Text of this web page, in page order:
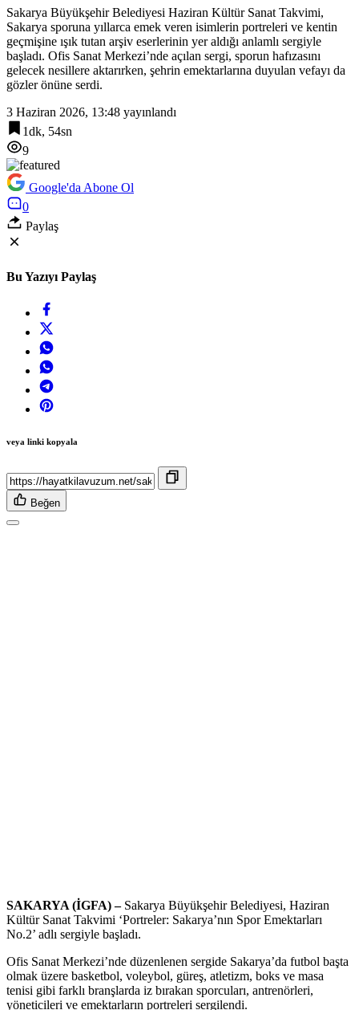
Sakarya Büyükşehir Belediyesi Haziran Kültür Sanat Takvimi,
Sakarya sporuna yıllarca emek veren isimlerin portreleri ve kentin
geçmişine ışık tutan arşiv eserlerinin yer aldığı anlamlı sergiyle
başladı. Ofis Sanat Merkezi’nde açılan sergi, sporun hafızasını
gelecek nesillere aktarırken, şehrin emektarlarına duyulan vefayı da
gözler önüne serdi.
3 Haziran 2026, 13:48 yayınlandı
1dk, 54sn
9
Google'da Abone Ol
0
Paylaş
Bu Yazıyı Paylaş
veya linki kopyala
Beğen
SAKARYA (İGFA) – Sakarya Büyükşehir Belediyesi, Haziran
Kültür Sanat Takvimi ‘Portreler: Sakarya’nın Spor Emektarları
No.2’ adlı sergiyle başladı.
Ofis Sanat Merkezi’nde düzenlenen sergide Sakarya’da futbol başta
olmak üzere basketbol, voleybol, güreş, atletizm, boks ve masa
tenisi gibi farklı branşlarda iz bırakan sporcuları, antrenörleri,
yöneticileri ve emektarların portreleri sergilendi.